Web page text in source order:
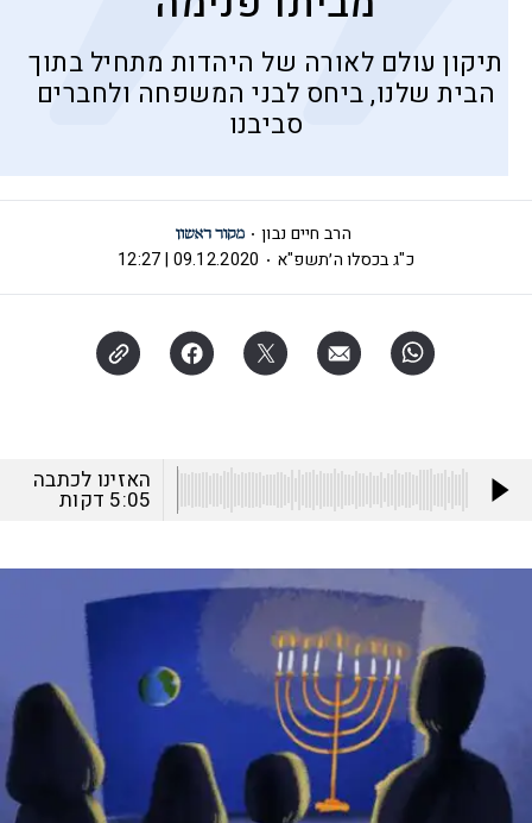
תיקון עולם לאורה של היהדות מתחיל בתוך
הבית שלנו, ביחס לבני המשפחה ולחברים
סביבנו
הרב חיים נבון
כ"ג בכסלו ה׳תשפ"א
09.12.2020 | 12:27
האזינו לכתבה
5:05 דקות